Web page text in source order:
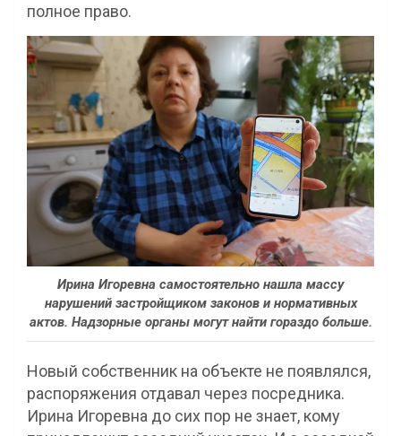
полное право.
Ирина Игоревна самостоятельно нашла массу
нарушений застройщиком законов и нормативных
актов. Надзорные органы могут найти гораздо больше.
Новый собственник на объекте не появлялся,
распоряжения отдавал через посредника.
Ирина Игоревна до сих пор не знает, кому